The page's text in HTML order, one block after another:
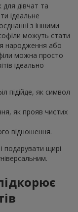
для дівчат та
ідеальне
з іншими
можуть стати
народження або
можна просто
ідеально
підійде, як символ
як прояв чистих
відношення.
подарувати щирі